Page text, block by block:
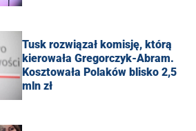
Tusk rozwiązał komisję, którą
kierowała Gregorczyk-Abram.
Kosztowała Polaków blisko 2,5
mln zł